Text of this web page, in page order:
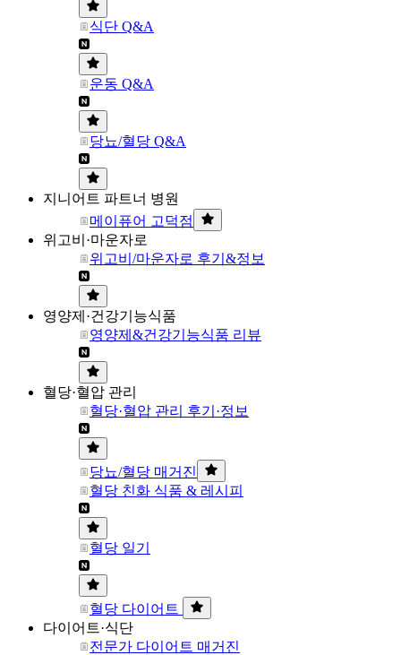
식단 Q&A
운동 Q&A
당뇨/혈당 Q&A
지니어트 파트너 병원
메이퓨어 고덕점
위고비·마운자로
위고비/마운자로 후기&정보
영양제·건강기능식품
영양제&건강기능식품 리뷰
혈당·혈압 관리
혈당·혈압 관리 후기·정보
당뇨/혈당 매거진
혈당 친화 식품 & 레시피
혈당 일기
혈당 다이어트
다이어트·식단
전문가 다이어트 매거진